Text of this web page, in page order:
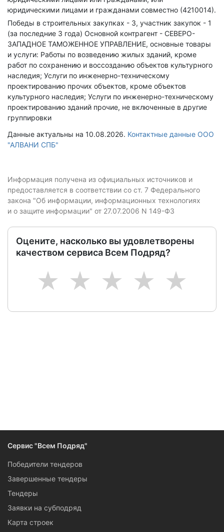
юридическими лицами и гражданами совместно (4210014).
Победы в строительных закупках - 3, участник закупок - 1
(за последние 3 года) Основной контрагент - СЕВЕРО-
ЗАПАДНОЕ ТАМОЖЕННОЕ УПРАВЛЕНИЕ, основные товары
и услуги: Работы по возведению жилых зданий, кроме
работ по сохранению и воссозданию объектов культурного
наследия; Услуги по инженерно-техническому
проектированию прочих объектов, кроме объектов
культурного наследия; Услуги по инженерно-техническому
проектированию зданий прочие, не включенные в другие
группировки
Данные актуальны на 10.08.2026. Контактные данные ООО
"АЛВАНИ СПБ"
Информация получена из официальных источников и
предоставляется в соответствии со ст. 7 Федерального
закона "Об информации, информационных технологиях
и о защите информации" от 27.07.2006 N 149-ФЗ
Оцените, насколько вы удовлетворены
качеством сервиса Всем Подряд?
5
4
3
2
1
Сервис "Всем Подряд"
Победители тендеров
Завершенные тендеры
Тендеры
Заявки на субподряд
Карта строек